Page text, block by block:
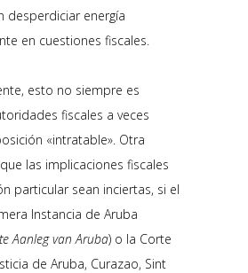
desperdiciar energía
en cuestiones fiscales.
esto no siempre es
fiscales a veces
«intratable». Otra
las implicaciones fiscales
particular sean inciertas, si el
Instancia de Aruba
Aanleg van Aruba) o la Corte
de Aruba, Curazao, Sint